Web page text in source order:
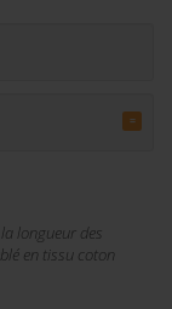
=
longueur des
en tissu coton